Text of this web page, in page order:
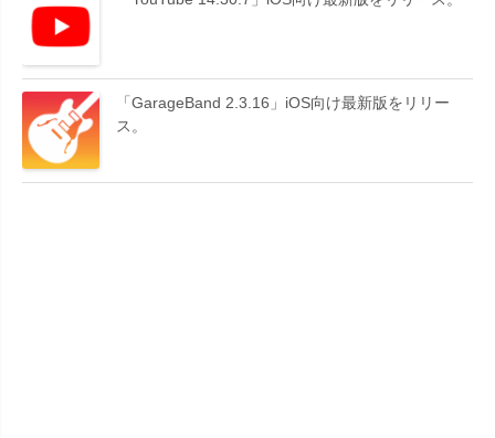
「GarageBand 2.3.16」iOS向け最新版をリリー
ス。